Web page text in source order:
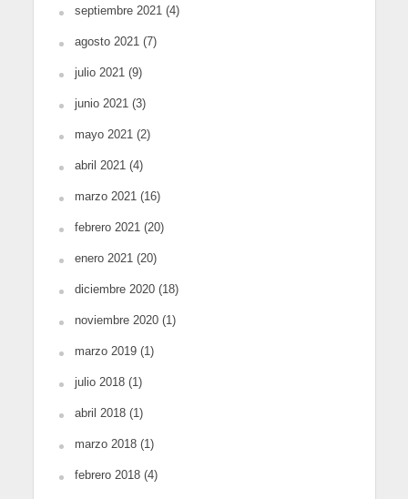
septiembre 2021(4)
agosto 2021(7)
julio 2021(9)
junio 2021(3)
mayo 2021(2)
abril 2021(4)
marzo 2021(16)
febrero 2021(20)
enero 2021(20)
diciembre 2020(18)
noviembre 2020(1)
marzo 2019(1)
julio 2018(1)
abril 2018(1)
marzo 2018(1)
febrero 2018(4)